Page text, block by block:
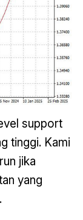
support
tinggi. Kami
jika
yang